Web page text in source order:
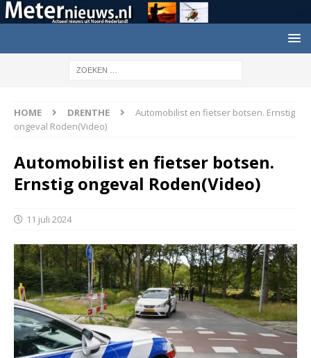
HOME DRENTHE
Automobilist en fietser botsen. Ernstig
ongeval Roden(Video)
Automobilist en fietser botsen.
Ernstig ongeval Roden(Video)
11 juli 2024